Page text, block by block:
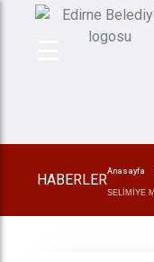
HABERLERAnasayfa
SELİMİYE